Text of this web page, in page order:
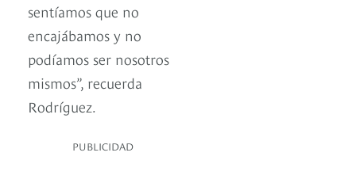
sentíamos que no
encajábamos y no
podíamos ser nosotros
mismos”, recuerda
Rodríguez.
PUBLICIDAD